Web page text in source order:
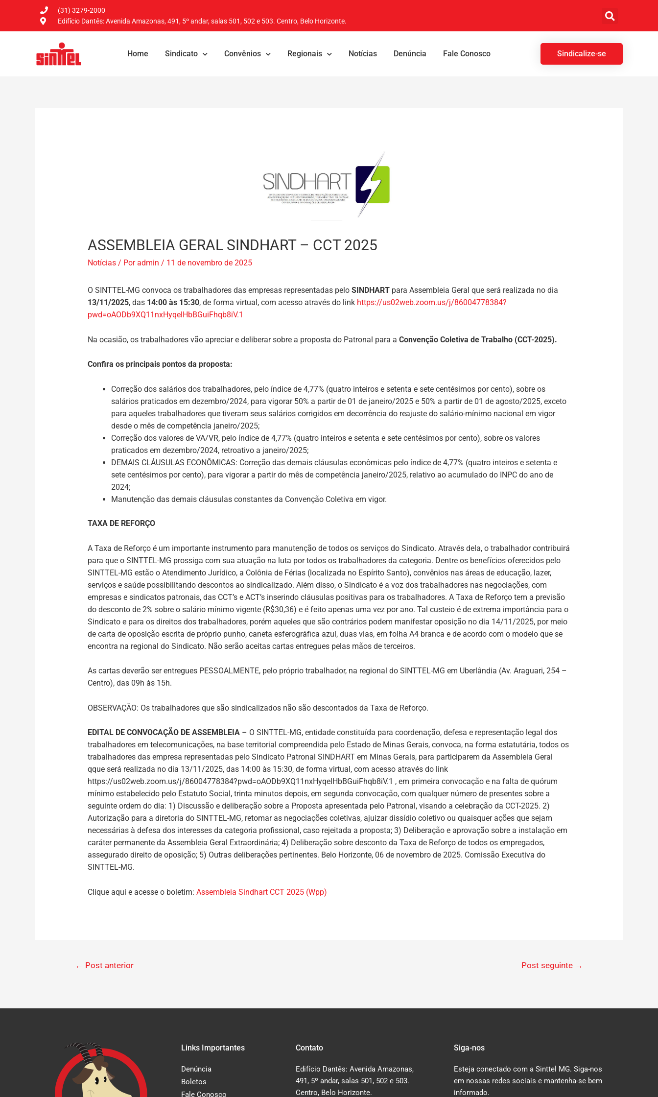
(31) 3279-2000
Edifício Dantês: Avenida Amazonas, 491, 5º andar, salas 501, 502 e 503. Centro, Belo Horizonte.
Home Sindicato Convênios Regionais Notícias Denúncia Fale Conosco Sindicalize-se
ASSEMBLEIA GERAL SINDHART – CCT 2025
Notícias/ Poradmin / 11 de novembro de 2025
O SINTTEL-MG convoca os trabalhadores das empresas representadas pelo SINDHART para Assembleia Geral que será realizada no dia
13/11/2025, das 14:00 às 15:30, de forma virtual, com acesso através do link https://us02web.zoom.us/j/86004778384?
pwd=oAODb9XQ11nxHyqelHbBGuiFhqb8iV.1
Na ocasião, os trabalhadores vão apreciar e deliberar sobre a proposta do Patronal para a Convenção Coletiva de Trabalho (CCT-2025).
Confira os principais pontos da proposta:
Correção dos salários dos trabalhadores, pelo índice de 4,77% (quatro inteiros e setenta e sete centésimos por cento), sobre os
salários praticados em dezembro/2024, para vigorar 50% a partir de 01 de janeiro/2025 e 50% a partir de 01 de agosto/2025, exceto
para aqueles trabalhadores que tiveram seus salários corrigidos em decorrência do reajuste do salário-mínimo nacional em vigor
desde o mês de competência janeiro/2025;
Correção dos valores de VA/VR, pelo índice de 4,77% (quatro inteiros e setenta e sete centésimos por cento), sobre os valores
praticados em dezembro/2024, retroativo a janeiro/2025;
DEMAIS CLÁUSULAS ECONÔMICAS: Correção das demais cláusulas econômicas pelo índice de 4,77% (quatro inteiros e setenta e
sete centésimos por cento), para vigorar a partir do mês de competência janeiro/2025, relativo ao acumulado do INPC do ano de
2024;
Manutenção das demais cláusulas constantes da Convenção Coletiva em vigor.
TAXA DE REFORÇO
A Taxa de Reforço é um importante instrumento para manutenção de todos os serviços do Sindicato. Através dela, o trabalhador contribuirá
para que o SINTTEL-MG prossiga com sua atuação na luta por todos os trabalhadores da categoria. Dentre os benefícios oferecidos pelo
SINTTEL-MG estão o Atendimento Jurídico, a Colônia de Férias (localizada no Espírito Santo), convênios nas áreas de educação, lazer,
serviços e saúde possibilitando descontos ao sindicalizado. Além disso, o Sindicato é a voz dos trabalhadores nas negociações, com
empresas e sindicatos patronais, das CCT’s e ACT’s inserindo cláusulas positivas para os trabalhadores. A Taxa de Reforço tem a previsão
do desconto de 2% sobre o salário mínimo vigente (R$30,36) e é feito apenas uma vez por ano. Tal custeio é de extrema importância para o
Sindicato e para os direitos dos trabalhadores, porém aqueles que são contrários podem manifestar oposição no dia 14/11/2025, por meio
de carta de oposição escrita de próprio punho, caneta esferográfica azul, duas vias, em folha A4 branca e de acordo com o modelo que se
encontra na regional do Sindicato. Não serão aceitas cartas entregues pelas mãos de terceiros.
As cartas deverão ser entregues PESSOALMENTE, pelo próprio trabalhador, na regional do SINTTEL-MG em Uberlândia (Av. Araguari, 254 –
Centro), das 09h às 15h.
OBSERVAÇÃO: Os trabalhadores que são sindicalizados não são descontados da Taxa de Reforço.
EDITAL DE CONVOCAÇÃO DE ASSEMBLEIA– O SINTTEL-MG, entidade constituída para coordenação, defesa e representação legal dos
trabalhadores em telecomunicações, na base territorial compreendida pelo Estado de Minas Gerais, convoca, na forma estatutária, todos os
trabalhadores das empresa representadas pelo Sindicato Patronal SINDHARTem Minas Gerais, para participarem da Assembleia Geral
qque será realizada no dia 13/11/2025, das 14:00 às 15:30, de forma virtual, com acesso através do link
https://us02web.zoom.us/j/86004778384?pwd=oAODb9XQ11nxHyqelHbBGuiFhqb8iV.1 , em primeira convocação e na falta de quórum
mínimo estabelecido pelo Estatuto Social, trinta minutos depois, em segunda convocação, com qualquer número de presentes sobre a
seguinte ordem do dia: 1) Discussão e deliberação sobre a Proposta apresentada pelo Patronal, visando a celebração da CCT-2025. 2)
Autorização para a diretoria do SINTTEL-MG, retomar as negociações coletivas, ajuizar dissídio coletivo ou quaisquer ações que sejam
necessárias à defesa dos interesses da categoria profissional, caso rejeitada a proposta; 3) Deliberação e aprovação sobre a instalação em
caráter permanente da Assembleia Geral Extraordinária; 4) Deliberação sobre desconto da Taxa de Reforço de todos os empregados,
assegurado direito de oposição; 5) Outras deliberações pertinentes. Belo Horizonte, 06 de novembro de 2025. Comissão Executiva do
SINTTEL-MG.
Clique aqui e acesse o boletim: Assembleia Sindhart CCT 2025 (Wpp)
← Post anterior Post seguinte →
Links Importantes
Denúncia
Boletos
Fale Conosco
Contato
Edifício Dantês: Avenida Amazonas,
491, 5º andar, salas 501, 502 e 503.
Centro, Belo Horizonte.
Siga-nos
Esteja conectado com a Sinttel MG. Siga-nos
em nossas redes sociais e mantenha-se bem
informado.